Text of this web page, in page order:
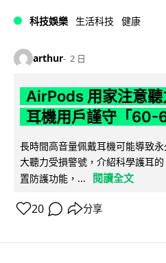
科技娛樂 生活科技 健康
arthur 2 日
AirPods 用家注意
耳機用戶謹守「60-
長時間高音量佩戴耳機可能導致
大聽力受損警號，介紹科學護耳
置防護功能，...
閱讀全文
20 分享